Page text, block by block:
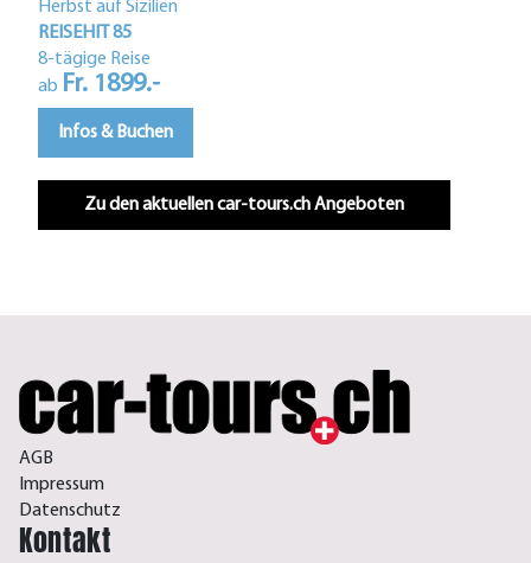
Herbst auf Sizilien
REISEHIT 85
8-tägige Reise
ab Fr. 1899.-
Infos & Buchen
Zu den aktuellen car-tours.ch Angeboten
AGB
Impressum
Datenschutz
Kontakt